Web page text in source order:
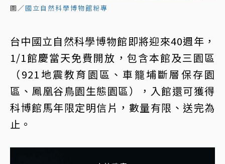
圖／國立自然科學博物館粉專
台中國立自然科學博物館即將迎來40週年，
1/1館慶當天免費開放，包含本館及三園區
（921地震教育園區、車籠埔斷層保存園
區、鳳凰谷鳥園生態園區），入館還可獲得
科博館馬年限定明信片，數量有限、送完為
止。